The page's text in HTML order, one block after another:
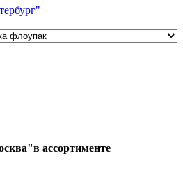
ассортименте